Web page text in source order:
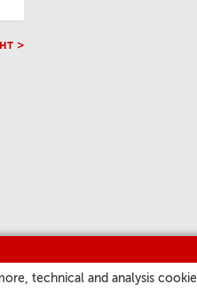
technical and analysis
>